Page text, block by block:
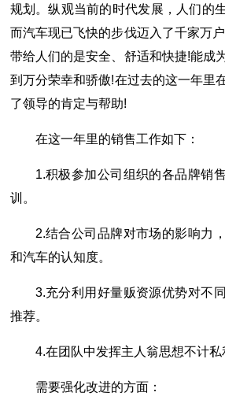
规划。纵观当前的时代发展，人们的
而汽车现已飞快的步伐迈入了千家万
带给人们的是安全、舒适和快捷!能成
到万分荣幸和骄傲!在过去的这一年里
了领导的肯定与帮助!
在这一年里的销售工作如下：
1.积极参加公司组织的各品牌销
训。
2.结合公司品牌对市场的影响力
和汽车的认知度。
3.充分利用好量贩资源优势对不
推荐。
4.在团队中发挥主人翁思想不计私
需要强化改进的方面：